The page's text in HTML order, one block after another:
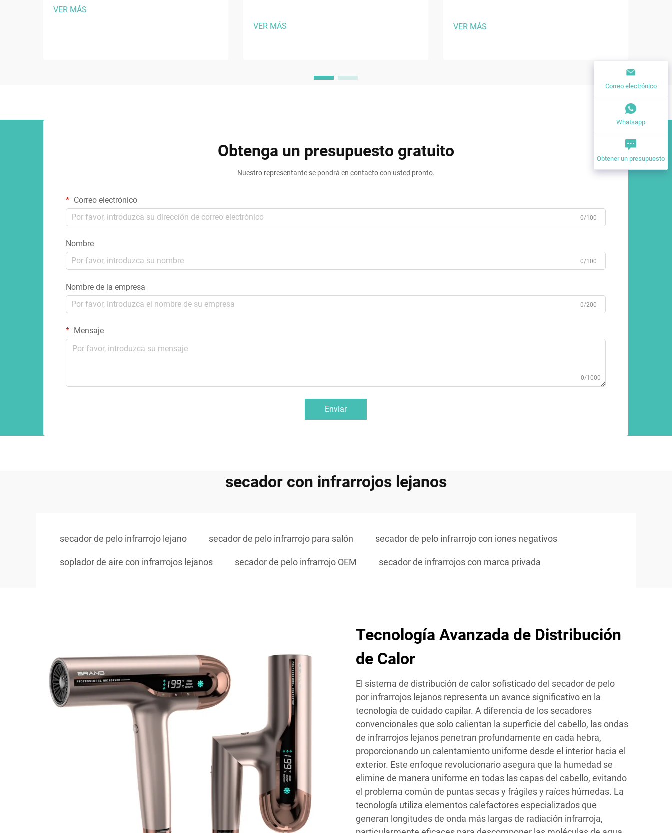
VER MÁS
VER MÁS VER MÁS
Obtenga un presupuesto gratuito
Nuestro representante se pondrá en contacto con usted pronto.
Correo electrónico
0/100
Nombre
0/100
Nombre de la empresa
0/200
Mensaje
0/1000
Enviar
secador con infrarrojos lejanos
secador de pelo infrarrojo lejano secador de pelo infrarrojo para salón secador de pelo infrarrojo con iones negativos
soplador de aire con infrarrojos lejanos secador de pelo infrarrojo OEM secador de infrarrojos con marca privada
Tecnología Avanzada de Distribución
de Calor
El sistema de distribución de calor sofisticado del secador de pelo
por infrarrojos lejanos representa un avance significativo en la
tecnología de cuidado capilar. A diferencia de los secadores
convencionales que solo calientan la superficie del cabello, las ondas
de infrarrojos lejanos penetran profundamente en cada hebra,
proporcionando un calentamiento uniforme desde el interior hacia el
exterior. Este enfoque revolucionario asegura que la humedad se
elimine de manera uniforme en todas las capas del cabello, evitando
el problema común de puntas secas y frágiles y raíces húmedas. La
tecnología utiliza elementos calefactores especializados que
generan longitudes de onda más largas de radiación infrarroja,
Correo electrónico
Whatsapp
Obtener un presupuesto